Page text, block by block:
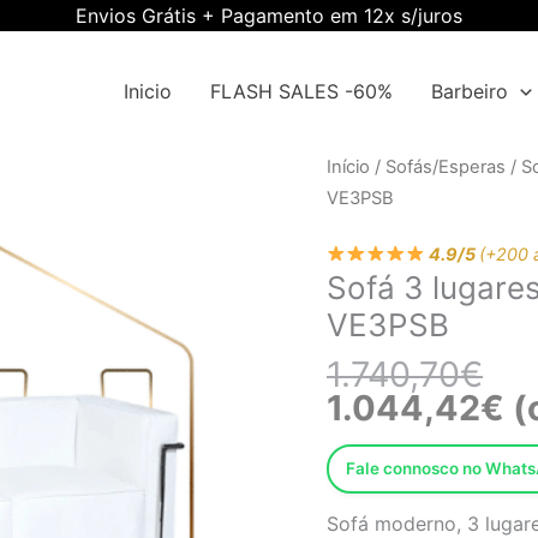
Envios Grátis + Pagamento em 12x s/juros
Inicio FLASH SALES -60% Barbeiro
Início / Sofás/Esperas /
VE3PSB
4.9/5 (+200
Sofá 3
VE3PSB
1.740,70€
O
era:
O
é:
1.044,42€
Fale connosco no
Sofá moderno, 3
Quantidade
de
3
lugares,
pele
branca
EWGS-
VE3PSB